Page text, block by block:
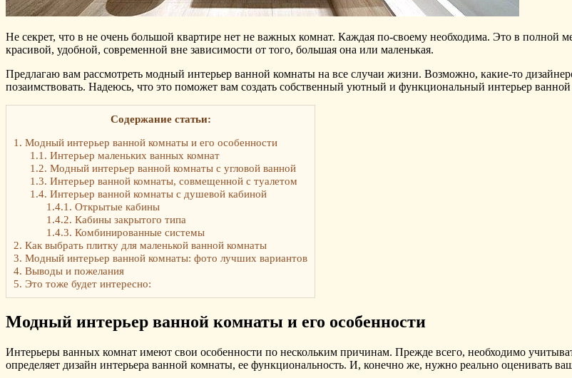
Не секрет, что в не очень большой квартире нет не важных комнат. Каждая по-своему необходима. Это в полной
красивой, удобной, современной вне зависимости от того, большая она или маленькая.
Предлагаю вам рассмотреть модный интерьер ванной комнаты на все случаи жизни. Возможно, какие-то
позаимствовать. Надеюсь, что это поможет вам создать собственный уютный и функциональный интерьер
Содержание статьи:
1. Модный интерьер ванной комнаты и его особенности
1.1. Интерьер маленьких ванных комнат
1.2. Модный интерьер ванной комнаты с угловой ванной
1.3. Интерьер ванной комнаты, совмещенной с туалетом
1.4. Интерьер ванной комнаты с душевой кабиной
1.4.1. Открытые кабины
1.4.2. Кабины закрытого типа
1.4.3. Комбинированные системы
2. Как выбрать плитку для маленькой ванной комнаты
3. Модный интерьер ванной комнаты: фото лучших вариантов
4. Выводы и пожелания
5. Это тоже будет интересно:
Модный интерьер ванной комнаты и его особенности
Интерьеры ванных комнат имеют свои особенности по нескольким причинам. Прежде всего, необходимо
определяет дизайн интерьера ванной комнаты, ее функциональность. И, конечно же, нужно реально оценивать